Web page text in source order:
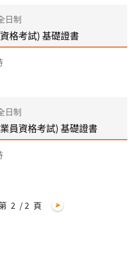
日制
格考試) 基礎證書
日制
員資格考試) 基礎證書
2 / 2 頁